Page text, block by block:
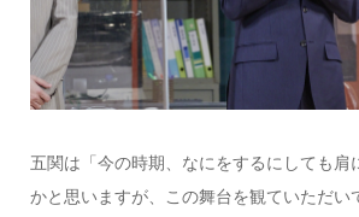
五関は「今の時期、なにをするにしても肩
かと思いますが、この舞台を観ていただい